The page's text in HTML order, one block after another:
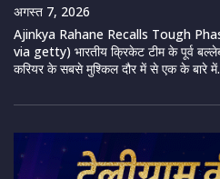
अगस्त 7, 2026
Ajinkya Rahane Recalls Tough
via getty) भारतीय क्रिकेट टीम के पूर्व
करियर के सबसे मुश्किल दौर में से एक के बारे